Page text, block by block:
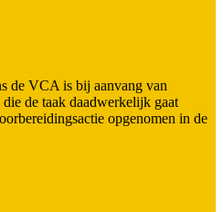
de VCA is bij aanvang van
de taak daadwerkelijk gaat
opgenomen in de